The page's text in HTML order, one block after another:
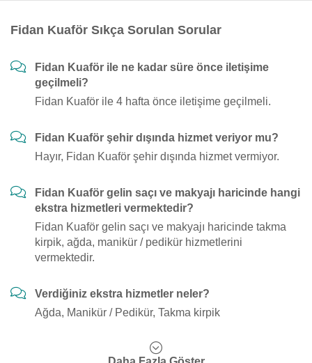
Fidan Kuaför Sıkça Sorulan Sorular
Fidan Kuaför ile ne kadar süre önce iletişime
geçilmeli?
Fidan Kuaför ile 4 hafta önce iletişime geçilmeli.
Fidan Kuaför şehir dışında hizmet veriyor mu?
Hayır, Fidan Kuaför şehir dışında hizmet vermiyor.
Fidan Kuaför gelin saçı ve makyajı haricinde hangi
ekstra hizmetleri vermektedir?
Fidan Kuaför gelin saçı ve makyajı haricinde takma
kirpik, ağda, manikür / pedikür hizmetlerini
vermektedir.
Verdiğiniz ekstra hizmetler neler?
Ağda, Manikür / Pedikür, Takma kirpik